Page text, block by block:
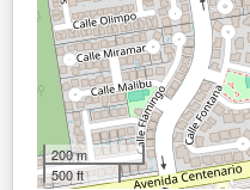
200 m
500 ft